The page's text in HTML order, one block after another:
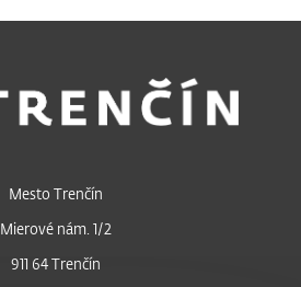
Mesto Trenčín
Mierové nám. 1/2
911 64 Trenčín